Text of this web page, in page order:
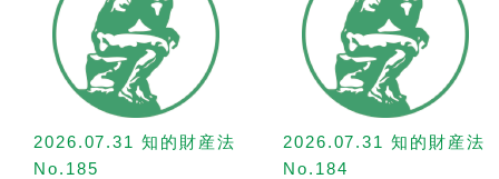
2026.07.31 知的財産法
No.185
2026.07.31 知的財産法
No.184